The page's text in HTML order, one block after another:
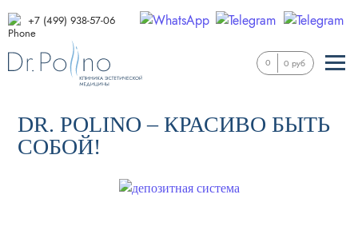
+7 (499) 938-57-06
0 0 руб
DR. POLINO – КРАСИВО БЫТЬ
СОБОЙ!